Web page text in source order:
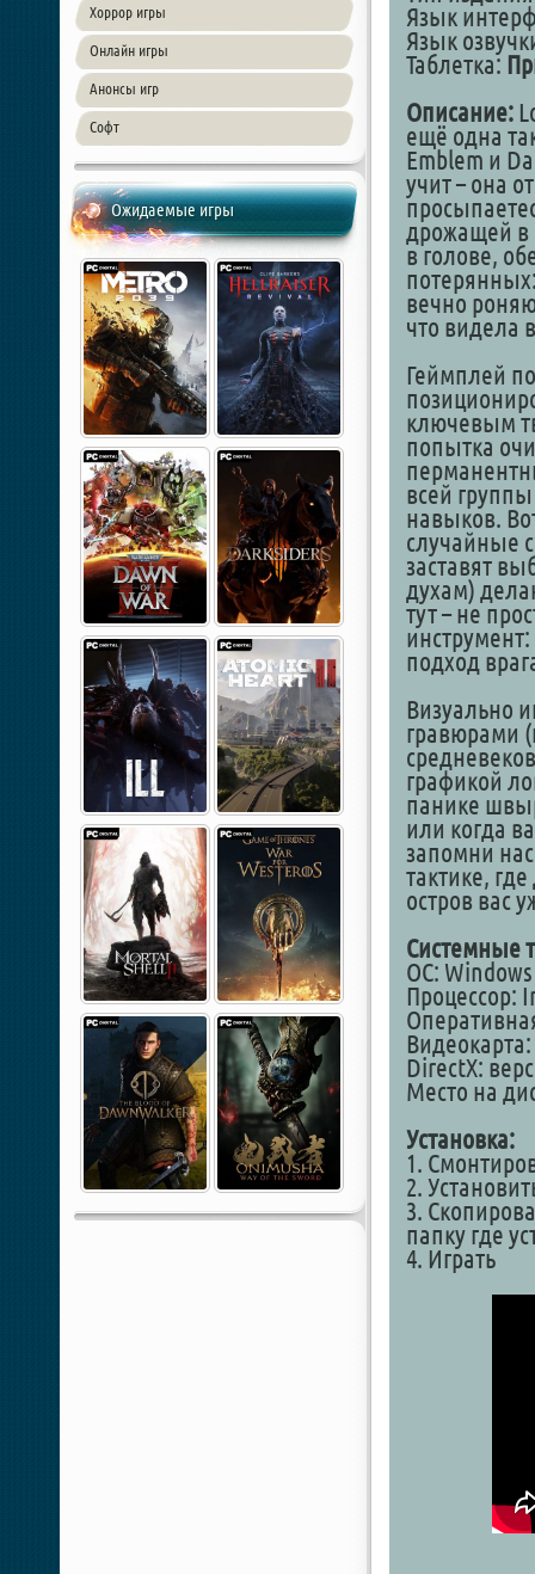
Хоррор игры
Онлайн игры
Анонсы игр
Софт
Ожидаемые игры
Язык
Язык
Таблетка:
Описание:
ещё одна
Emblem и
учит – она
дрожащей в
в голове,
вечно
что видела
Геймплей
ключевым
попытка
всей
навыков.
случайные
заставят
духам)
тут – не
подход
Визуально
гравюрами
графикой
панике
или когда
запомни
тактике,
остров вас
Системные
ОС:
Процессор:
DirectX:
Место на
Установка:
1.
2.
3.
папку где
4. Играть